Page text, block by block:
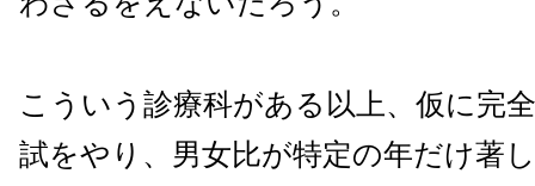
こういう診療科がある以上、仮に完
試をやり、男女比が特定の年だけ著